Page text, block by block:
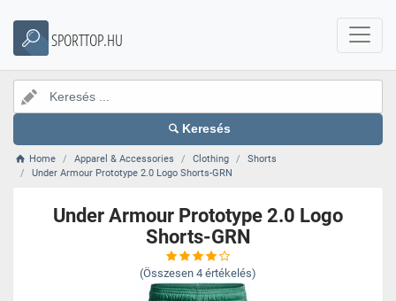
SPORTTOP.HU
Keresés
Home Apparel & Accessories Clothing
Shorts
Under Armour Prototype 2.0 Logo Shorts-GRN
Under Armour Prototype 2.0 Logo
Shorts-GRN
(Összesen 4 értékelés)